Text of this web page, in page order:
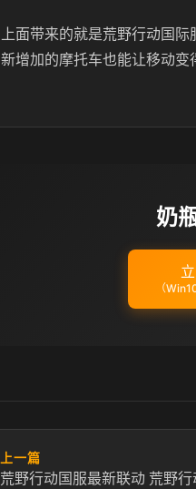
上面带来的就是荒野行动国
新增加的摩托车也能让移动变
奶
（
上一篇
荒野行动国服最新联动 荒野